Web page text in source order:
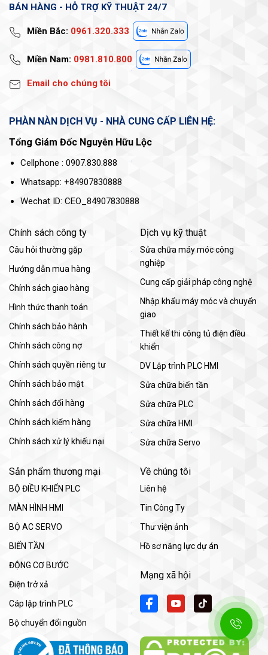
BÁN HÀNG - HỖ TRỢ KỸ THUẬT 24/7
Miền Bắc: 0961.320.333
Miền Nam: 0981.810.800
Email cho chúng tôi
PHÀN NÀN DỊCH VỤ - NHÀ CUNG CẤP LIÊN HỆ:
Tổng Giám Đốc Nguyễn Hữu Lộc
Cellphone : 0907.830.888
Whatsapp: +84907830888
Wechat ID: CEO_84907830888
Chính sách công ty
Câu hỏi thường gặp
Hướng dẫn mua hàng
Chính sách giao hàng
Hình thức thanh toán
Chính sách bảo hành
Chính sách công nợ
Chính sách quyền riêng tư
Chính sách bảo mật
Chính sách đổi hàng
Chính sách kiểm hàng
Chính sách xử lý khiếu nại
Dịch vụ kỹ thuật
Sửa chữa máy móc công
nghiệp
Cung cấp giải pháp công nghệ
Nhập khẩu máy móc và chuyển
giao
Thiết kế thi công tủ điện điều
khiển
DV Lập trình PLC HMI
Sửa chữa biến tần
Sửa chữa PLC
Sửa chữa HMI
Sửa chữa Servo
Sản phẩm thương mại
BỘ ĐIỀU KHIỂN PLC
MÀN HÌNH HMI
BỘ AC SERVO
BIẾN TẦN
ĐỘNG CƠ BƯỚC
Điện trở xả
Cáp lập trình PLC
Bộ chuyển đổi nguồn
Về chúng tôi
Liên hệ
Tin Công Ty
Thư viện ảnh
Hồ sơ năng lực dự án
Mạng xã hội